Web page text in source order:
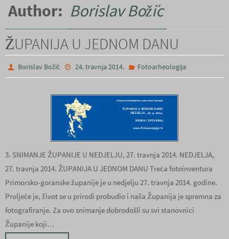
Author: Borislav Božić
ŽUPANIJA U JEDNOM DANU
Borislav Božić 24. travnja 2014. Fotoarheologija
3. SNIMANJE ŽUPANIJE U NEDJELJU, 27. travnja 2014. NEDJELJA,
27. travnja 2014. ŽUPANIJA U JEDNOM DANU Treća fotoinventura
Primorsko-goranske županije je u nedjelju 27. travnja 2014. godine.
Proljeće je, život se u prirodi probudio i naša Županija je spremna za
fotografiranje. Za ovo snimanje dobrodošli su svi stanovnici
Županije koji…